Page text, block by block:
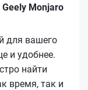
Monjaro
для вашего
и удобнее.
найти
время, так и